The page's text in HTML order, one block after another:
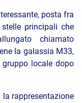
posta fra
principali che
chiamato
la galassia M33,
locale dopo
rappresentazione